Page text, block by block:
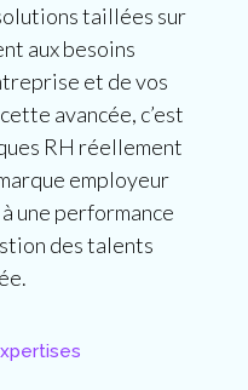
taillées sur
aux besoins
et de vos
avancée, c’est
RH réellement
employeur
une performance
des talents